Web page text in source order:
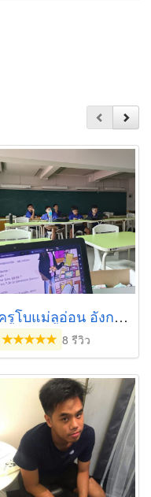
ครูโบแม่ลูอ่อน อังกฤษ ฝรั่งเศส
8 รีวิว